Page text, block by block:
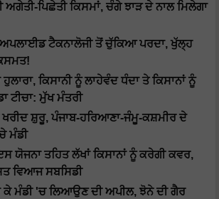
ਪਿਛੇਤੀ ਕਿਸਮਾਂ, ਚੰਗੇ ਝਾੜ ਦੇ ਨਾਲ ਮਿਲੇਗਾ
ਅਪਲਾਈਡ ਟੈਕਨਾਲੋਜੀ ਤੋਂ ਚੁੱਕਿਆ ਪਰਦਾ, ਖੁੱਲ੍ਹ
ਕਿਸਾਨੀ ਨੂੰ ਲਾਹੇਵੰਦ ਧੰਦਾ ਤੇ ਕਿਸਾਨਾਂ ਨੂੰ
ਟੀਚਾ: ਮੁੱਖ ਮੰਤਰੀ
ਸ਼ੁਰੂ, ਪੰਜਾਬ-ਹਰਿਆਣਾ-ਜੰਮੂ-ਕਸ਼ਮੀਰ ਦੇ
ਮੰਡੀ
ਯੋਜਨਾ ਤਹਿਤ ਲੱਖਾਂ ਕਿਸਾਨਾਂ ਨੂੰ ਕਰੇਗੀ ਕਵਰ,
ਵਿਆਜ ਸਬਸਿਡੀ
ਕੇ ਮੰਡੀ 'ਚ ਲਿਆਉਣ ਦੀ ਅਪੀਲ, ਝੋਨੇ ਦੀ ਗੈਰ